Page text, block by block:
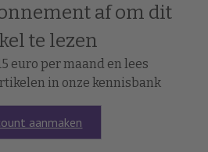
af om dit
te lezen
euro per maand en lees
in onze kennisbank
aanmaken